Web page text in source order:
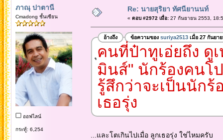
ภาณุ ปาตานี
Cmadong ชั้นเซียน
ออฟไลน์
กระทู้: 6,254
Re: นายสุริยา ทัศนียานนท์
« ตอบ #2972 เมื่อ:27 กันยายน 2553,
อ้างถึง ข้อความของ suriya2513เมื่อ 27 กันยา
คนที่ป๋าทูเอ่ยถึง
มินส์" นักร้องคนโ
รู้สึกว่าจะเป็นนัก
เธอรุ่ง
...และโตเกินไปเมื่อ ลูกเธอรุ่ง ใช่ไหมครับ